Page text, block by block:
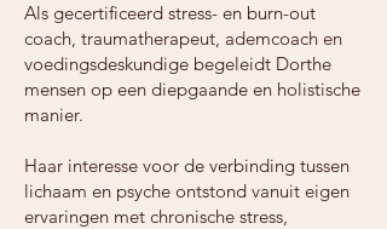
Als gecertificeerd stress- en burn-out
coach, traumatherapeut, ademcoach en
voedingsdeskundige begeleidt Dorthe
mensen op een diepgaande en holistische
manier.
Haar interesse voor de verbinding tussen
lichaam en psyche ontstond vanuit eigen
ervaringen met chronische stress,